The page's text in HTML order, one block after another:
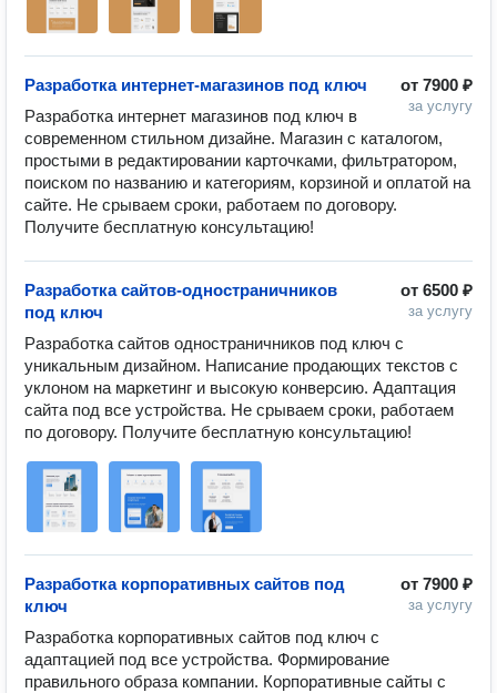
от 7900 ₽
за услугу
Разработка интернет-магазинов под ключ
Разработка интернет магазинов под ключ в
современном стильном дизайне. Магазин с каталогом,
простыми в редактировании карточками, фильтратором,
поиском по названию и категориям, корзиной и оплатой на
сайте. Не срываем сроки, работаем по договору.
Получите бесплатную консультацию!
от 6500 ₽
за услугу
Разработка сайтов-одностраничников
под ключ
Разработка сайтов одностраничников под ключ с
уникальным дизайном. Написание продающих текстов с
уклоном на маркетинг и высокую конверсию. Адаптация
сайта под все устройства. Не срываем сроки, работаем
по договору. Получите бесплатную консультацию!
от 7900 ₽
за услугу
Разработка корпоративных сайтов под
ключ
Разработка корпоративных сайтов под ключ с
адаптацией под все устройства. Формирование
правильного образа компании. Корпоративные сайты с